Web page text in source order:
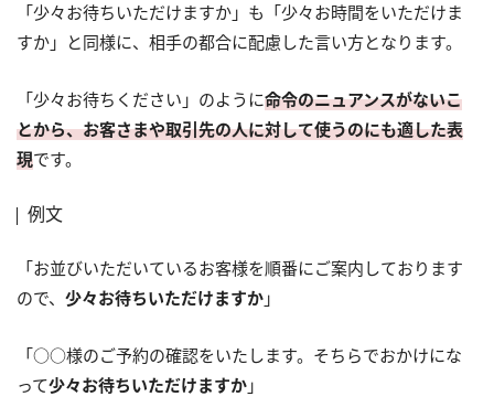
「少々お待ちいただけますか」も「少々お時間をいただけま
すか」と同様に、相手の都合に配慮した言い方となります。
「少々お待ちください」のように命令のニュアンスがないこ
とから、お客さまや取引先の人に対して使うのにも適した表
現です。
例文
「お並びいただいているお客様を順番にご案内しております
ので、 少々お待ちいただけますか 」
「○○様のご予約の確認をいたします。そちらでおかけにな
って少々お待ちいただけますか 」